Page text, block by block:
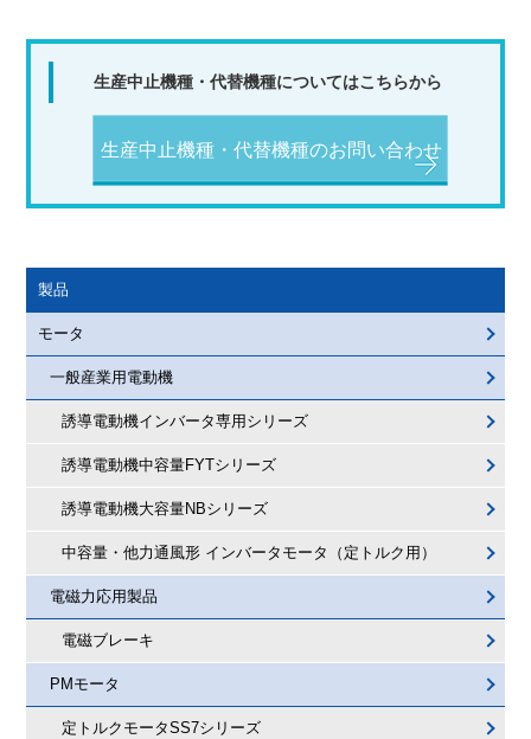
生産中止機種・代替機種についてはこちらから
生産中止機種・代替機種のお問い合わせ
製品
モータ
一般産業用電動機
誘導電動機インバータ専用シリーズ
誘導電動機中容量FYTシリーズ
誘導電動機大容量NBシリーズ
中容量・他力通風形 インバータモータ（定トルク用）
電磁力応用製品
電磁ブレーキ
PMモータ
定トルクモータSS7シリーズ